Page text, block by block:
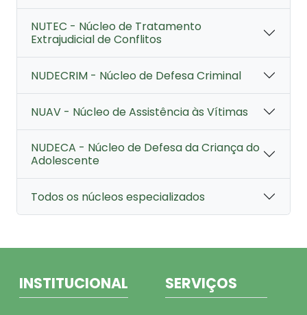
NUTEC - Núcleo de Tratamento
Extrajudicial de Conflitos
NUDECRIM - Núcleo de Defesa Criminal
NUAV - Núcleo de Assistência às Vítimas
NUDECA - Núcleo de Defesa da Criança do
Adolescente
Todos os núcleos especializados
INSTITUCIONAL SERVIÇOS